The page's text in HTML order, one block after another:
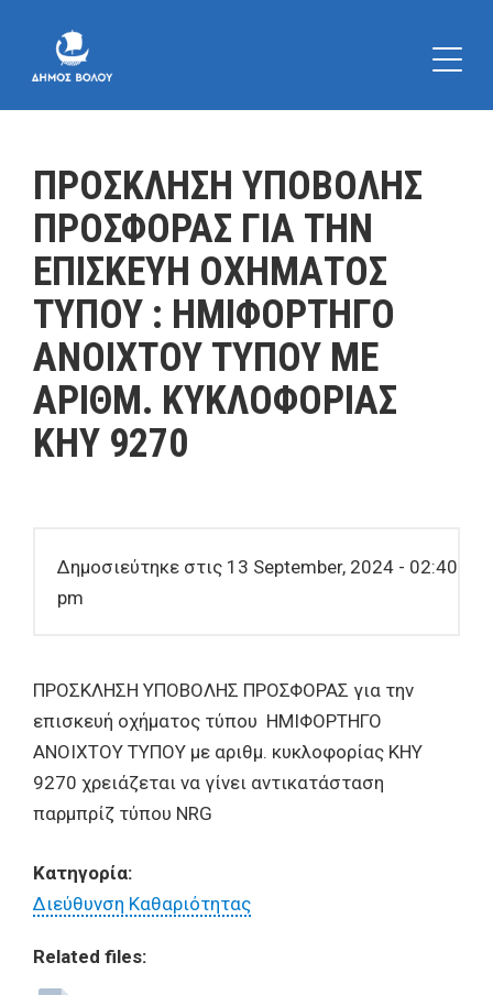
ΠΡΟΣΚΛΗΣΗ ΥΠΟΒΟΛΗΣ
ΠΡΟΣΦΟΡΑΣ ΓΙΑ ΤΗΝ
ΕΠΙΣΚΕΥΗ ΟΧΗΜΑΤΟΣ
ΤΥΠΟΥ : ΗΜΙΦΟΡΤΗΓΟ
ΑΝΟΙΧΤΟΥ ΤΥΠΟΥ ΜΕ
ΑΡΙΘΜ. ΚΥΚΛΟΦΟΡΙΑΣ
ΚΗΥ 9270
Δημοσιεύτηκε στις 13 September, 2024 - 02:40
pm
ΠΡΟΣΚΛΗΣΗ ΥΠΟΒΟΛΗΣ ΠΡΟΣΦΟΡΑΣ για την
επισκευή οχήματος τύπου ΗΜΙΦΟΡΤΗΓΟ
ΑΝΟΙΧΤΟΥ ΤΥΠΟΥ με αριθμ. κυκλοφορίας ΚΗΥ
9270 χρειάζεται να γίνει αντικατάσταση
παρμπρίζ τύπου NRG
Κατηγορία:
Διεύθυνση Καθαριότητας
Related files: